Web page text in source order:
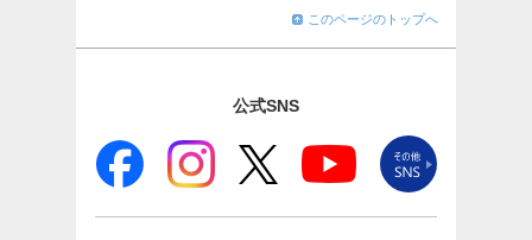
このページのトップへ
公式SNS